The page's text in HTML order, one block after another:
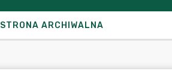
STRONA ARCHIWALNA